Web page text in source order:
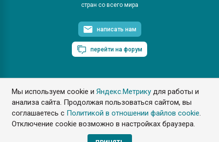
Мы используем cookie иЯндекс.Метрику для работы и
анализа сайта. Продолжая пользоваться сайтом, вы
соглашаетесь с Политикой в отношении файлов cookie.
Отключение cookie возможно в настройках браузера.
стран со всего мира
написать нам
перейти на форум
ПластЭксперт © 2006. Все права защищены
Разрешается копирование материалов сайта с обязательной
ссылкой на www.e-plastic.ru
Разработка сайта